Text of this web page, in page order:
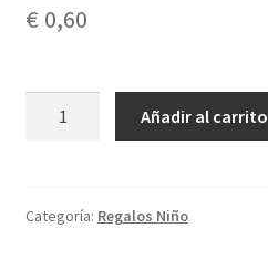
€ 0,60
comunión
Añadir al carrito
Categoría: Regalos Niño